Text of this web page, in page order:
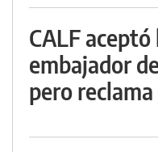
CALF
embajador
pero